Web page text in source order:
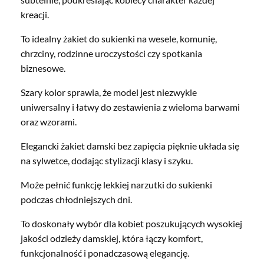
kreacji.
To idealny żakiet do sukienki na wesele, komunię,
chrzciny, rodzinne uroczystości czy spotkania
biznesowe.
Szary kolor sprawia, że model jest niezwykle
uniwersalny i łatwy do zestawienia z wieloma barwami
oraz wzorami.
Elegancki żakiet damski bez zapięcia pięknie układa się
na sylwetce, dodając stylizacji klasy i szyku.
Może pełnić funkcję lekkiej narzutki do sukienki
podczas chłodniejszych dni.
To doskonały wybór dla kobiet poszukujących wysokiej
jakości odzieży damskiej, która łączy komfort,
funkcjonalność i ponadczasową elegancję.